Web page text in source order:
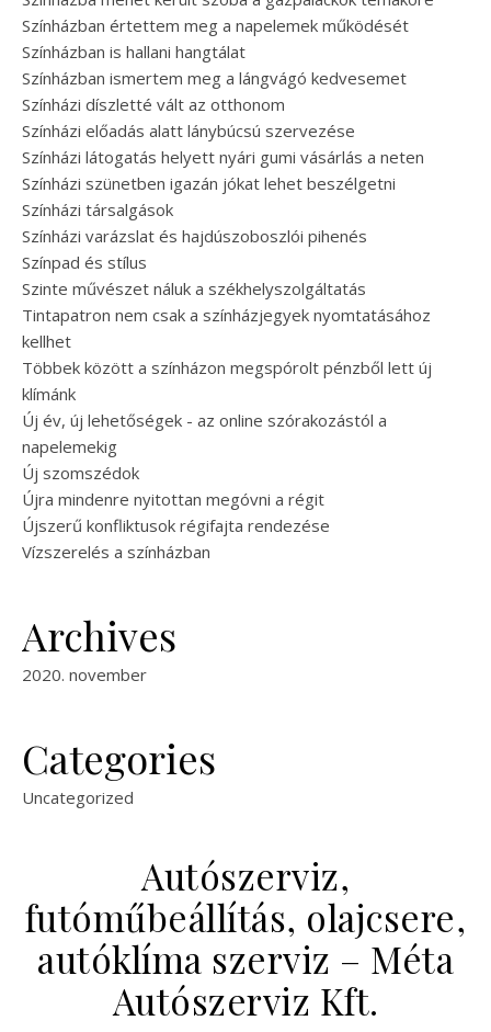
Színházban értettem meg a napelemek működését
Színházban is hallani hangtálat
Színházban ismertem meg a lángvágó kedvesemet
Színházi díszletté vált az otthonom
Színházi előadás alatt lánybúcsú szervezése
Színházi látogatás helyett nyári gumi vásárlás a neten
Színházi szünetben igazán jókat lehet beszélgetni
Színházi társalgások
Színházi varázslat és hajdúszoboszlói pihenés
Színpad és stílus
Szinte művészet náluk a székhelyszolgáltatás
Tintapatron nem csak a színházjegyek nyomtatásához
kellhet
Többek között a színházon megspórolt pénzből lett új
klímánk
Új év, új lehetőségek - az online szórakozástól a
napelemekig
Új szomszédok
Újra mindenre nyitottan megóvni a régit
Újszerű konfliktusok régifajta rendezése
Vízszerelés a színházban
Archives
2020. november
Categories
Uncategorized
Autószerviz,
futóműbeállítás, olajcsere,
autóklíma szerviz – Méta
Autószerviz Kft.